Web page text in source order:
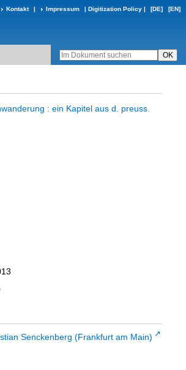
Kontakt | Impressum | Digitization Policy | [DE] [EN]
: ein Kapitel aus d. preuss.
Senckenberg (Frankfurt am Main)